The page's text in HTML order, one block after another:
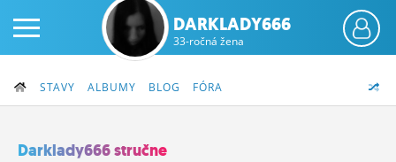
DARKLADY666
33-ročná žena
STAVY ALBUMY BLOG FÓRA
Darklady666 stručne